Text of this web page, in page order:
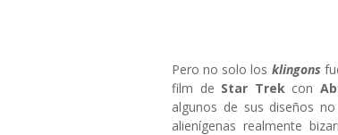
Pero no solo los klingons
film de Star Trekcon
algunos de sus diseños
alienígenas realmente